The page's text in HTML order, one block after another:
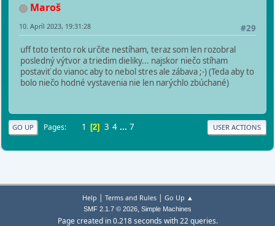
Maroš
#29
10. Apríl 2023, 19:31:28
uff toto tento rok určite nestíham, teraz som len rozobral
posledný výtvor a triedim dieliky... najskor niečo stíham
postaviť do vianoc aby to nebol stres ale zábava ;-) (Teda aby to
bolo niečo hodné vystavenia nie len narýchlo zbúchané)
GO UP Pages 1 2 3 4 ... 7 USER ACTIONS
Help | Terms and Rules| Go Up ▲
SMF 2.1.7 © 2026, Simple Machines
Page created in 0.218 seconds with 22 queries.